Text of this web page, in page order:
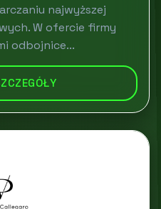
najwyższej
W ofercie firmy
odbojnice...